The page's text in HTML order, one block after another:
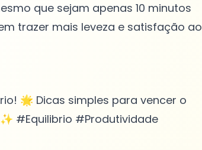
que sejam apenas 10 minutos
trazer mais leveza e satisfação ao
🌟 Dicas simples para vencer o
#Equilibrio #Produtividade